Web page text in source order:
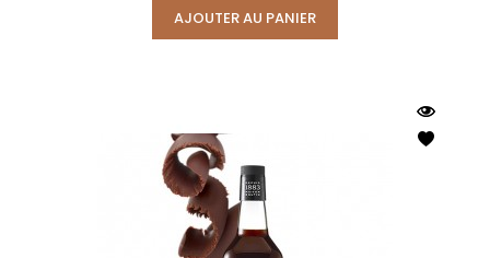
AJOUTER AU PANIER